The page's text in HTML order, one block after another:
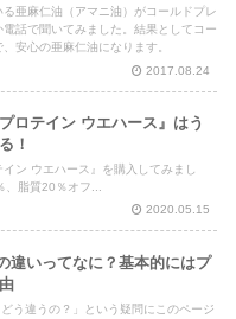
亜麻仁油（アマニ油）がコールドプレ
話で聞いてみました。結果としてコー
安心の亜麻仁油になります。
2017.08.24
ロテイン ウエハース』はう
！
ン ウエハース』を購入してみまし
脂質20％オフ...
2020.05.15
違いってなに？基本的にはプ
う違うの？」という疑問にこのページ